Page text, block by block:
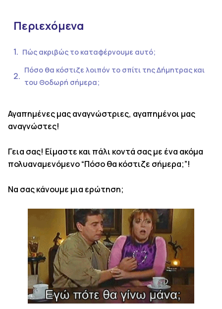
Περιεχόμενα
Πώς ακριβώς το καταφέρνουμε αυτό;
Πόσο θα κόστιζε λοιπόν το σπίτι της Δήμητρας και
του Θοδωρή σήμερα;
Αγαπημένες μας αναγνώστριες, αγαπημένοι μας
αναγνώστες!
Γεια σας! Είμαστε και πάλι κοντά σας με ένα ακόμα
πολυαναμενόμενο “Πόσο θα κόστιζε σήμερα;”!
Να σας κάνουμε μια ερώτηση;